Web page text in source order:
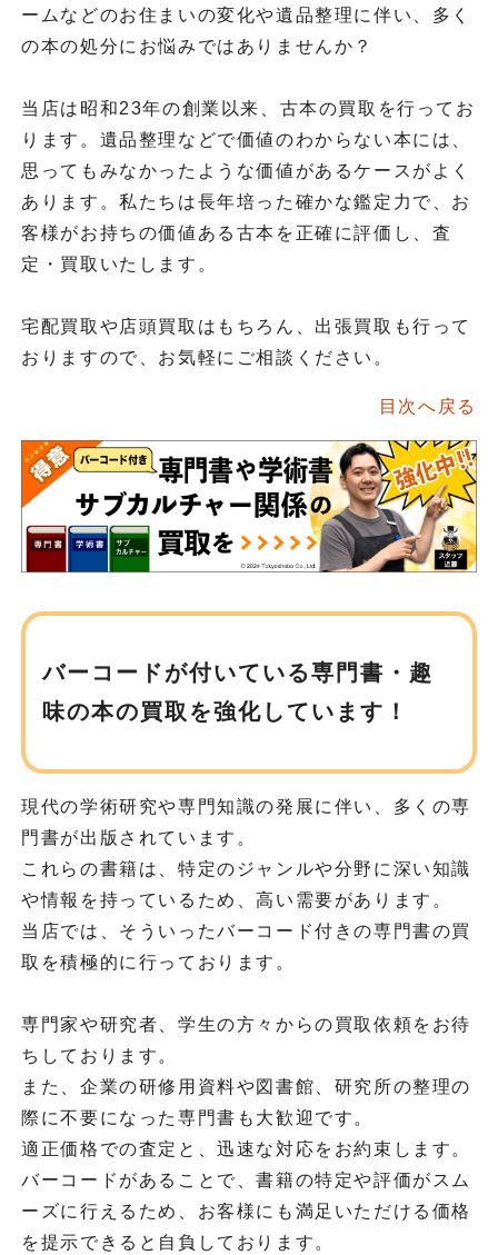
ームなどのお住まいの変化や遺品整理に伴い、多く
の本の処分にお悩みではありませんか？
当店は昭和23年の創業以来、古本の買取を行ってお
ります。遺品整理などで価値のわからない本には、
思ってもみなかったような価値があるケースがよく
あります。私たちは長年培った確かな鑑定力で、お
客様がお持ちの価値ある古本を正確に評価し、査
定・買取いたします。
宅配買取や店頭買取はもちろん、出張買取も行って
おりますので、お気軽にご相談ください。
目次へ戻る
バーコードが付いている専門書・趣
味の本の買取を強化しています！
現代の学術研究や専門知識の発展に伴い、多くの専
門書が出版されています。
これらの書籍は、特定のジャンルや分野に深い知識
や情報を持っているため、高い需要があります。
当店では、そういったバーコード付きの専門書の買
取を積極的に行っております。
専門家や研究者、学生の方々からの買取依頼をお待
ちしております。
また、企業の研修用資料や図書館、研究所の整理の
際に不要になった専門書も大歓迎です。
適正価格での査定と、迅速な対応をお約束します。
バーコードがあることで、書籍の特定や評価がスム
ーズに行えるため、お客様にも満足いただける価格
を提示できると自負しております。